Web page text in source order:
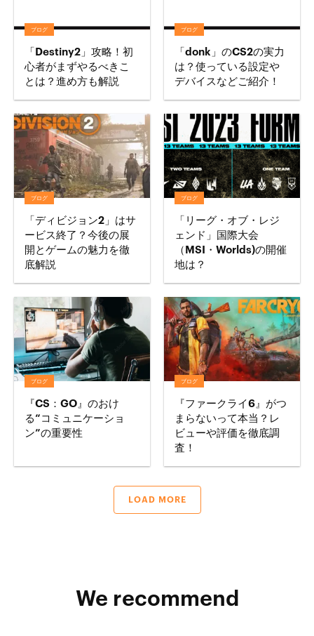
ブログ
「Destiny2」攻略！初
心者がまずやるべきこ
とは？進め方も解説
ブログ
「donk」のCS2の実力
は？使っている設定や
デバイスなどご紹介！
ブログ
「ディビジョン2」はサ
ービス終了？今後の展
開とゲームの魅力を徹
底解説
ブログ
「リーグ・オブ・レジ
ェンド」国際大会
（MSI・Worlds)の開催
地は？
ブログ
『CS：GO』のおけ
る“コミュニケーショ
ン”の重要性
ブログ
『ファークライ6』がつ
まらないって本当？レ
ビューや評価を徹底調
査！
LOAD MORE
We recommend